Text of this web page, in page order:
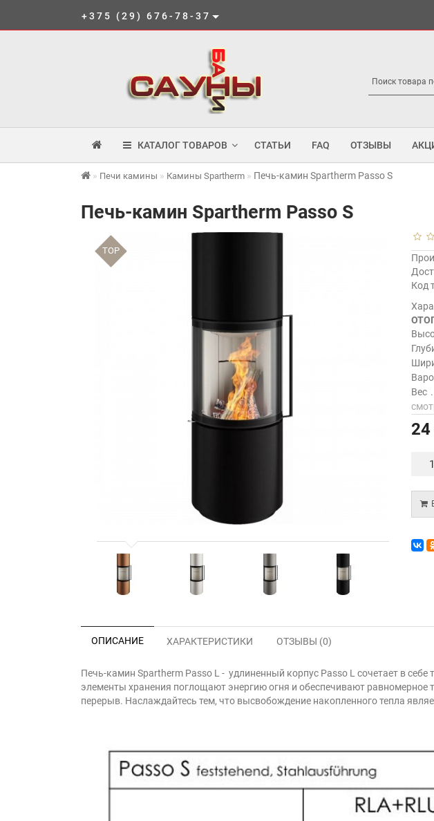
+375 (29) 676-78-37
КАТАЛОГ ТОВАРОВ СТАТЬИ FAQ ОТЗЫВЫ
Печи камины Камины Spartherm Печь-камин Spartherm Passo S
Печь-камин Spartherm Passo S
TOP
Код
Вес
24
ОПИСАНИЕ ХАРАКТЕРИСТИКИ ОТЗЫВЫ (0)
Печь-камин Spartherm Passo L - удлиненный корпус Passo L сочетает в
элементы хранения поглощают энергию огня и обеспечивают равномерное
перерыв. Наслаждайтесь тем, что высвобождение накопленного тепла